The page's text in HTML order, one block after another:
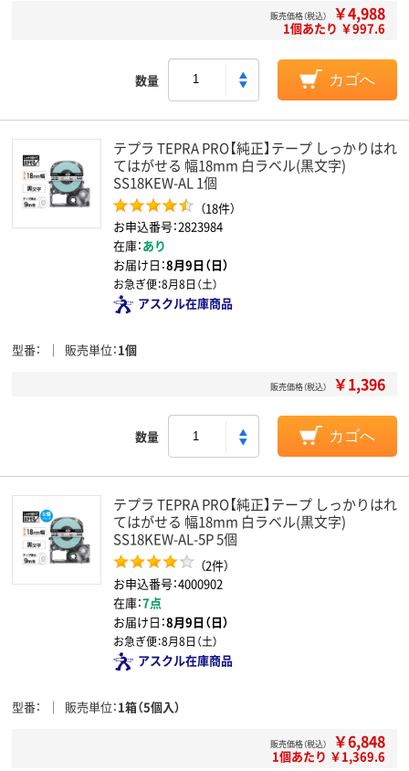
販売価格（税込） ￥4,988
1個あたり ￥997.6
数量 カゴへ
テプラ TEPRA PRO【純正】テープ しっかりはれ
てはがせる 幅18mm 白ラベル(黒文字)
SS18KEW-AL 1個
（18件）
お申込番号：2823984
在庫：あり
お届け日：8月9日（日）
お急ぎ便：8月8日（土）
アスクル在庫商品
型番 販売単位 1個
販売価格（税込） ￥1,396
数量 カゴへ
テプラ TEPRA PRO【純正】テープ しっかりはれ
てはがせる 幅18mm 白ラベル(黒文字)
SS18KEW-AL-5P 5個
（2件）
お申込番号：4000902
在庫：7点
お届け日：8月9日（日）
お急ぎ便：8月8日（土）
アスクル在庫商品
型番 販売単位 1箱（5個入）
販売価格（税込） ￥6,848
1個あたり ￥1,369.6